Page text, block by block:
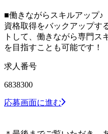
■働きながらスキルアップ♪
資格取得をバックアップす
トして、働きながら専門ス
を目指すことも可能です！
求人番号
6838300
応募画面に進む